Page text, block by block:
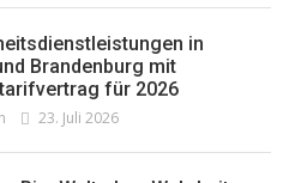
in
Brandenburg mit
für 2026
23. Juli 2026